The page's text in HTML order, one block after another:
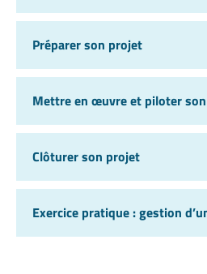
Préparer son projet
Mettre en œuvre et piloter
Clôturer son projet
Exercice pratique : gestion